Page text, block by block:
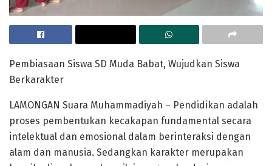
Pembiasaan Siswa SD Muda Babat, Wujudkan Siswa
Berkarakter
LAMONGAN Suara Muhammadiyah – Pendidikan adalah
proses pembentukan kecakapan fundamental secara
intelektual dan emosional dalam berinteraksi dengan
alam dan manusia. Sedangkan karakter merupakan